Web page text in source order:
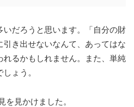
いだろうと思います。「自分の財
引き出せないなんて、あってはな
れるかもしれません。また、単純
ょう。
を見かけました。